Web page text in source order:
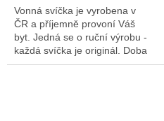
Vonná svíčka je vyrobena v
ČR a příjemně provoní Váš
byt. Jedná se o ruční výrobu -
každá svíčka je originál. Doba
hoření: 175 hRozměry V/Š/H: